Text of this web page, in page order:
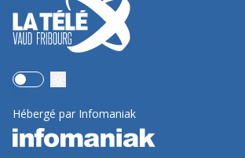
Use setting
Hébergé par Infomaniak